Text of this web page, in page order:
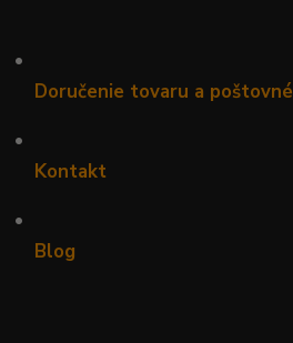
•
Doručenie tovaru a poštovné
•
Kontakt
•
Blog